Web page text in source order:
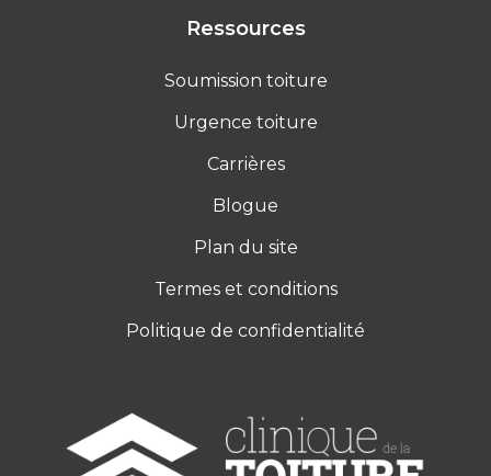
Ressources
Soumission toiture
Urgence toiture
Carrières
Blogue
Plan du site
Termes et conditions
Politique de confidentialité